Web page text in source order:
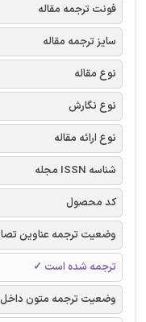
فونت ترجمه مقاله
سایز ترجمه مقاله
نوع مقاله
نوع نگارش
نوع ارائه مقاله
شناسه ISSN مجله
کد محصول
وضعیت ترجمه عناوین
ترجمه شده است ✓
وضعیت ترجمه متون